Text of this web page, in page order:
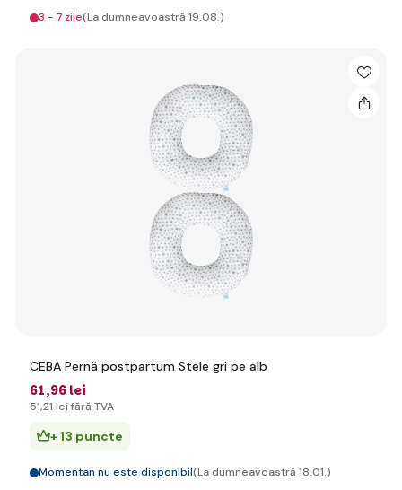
3 - 7 zile(La dumneavoastră 19.08.)
CEBA Pernă postpartum Stele gri pe alb
61,96 lei
51,21 lei fără TVA
+ 13 puncte
Momentan nu este disponibil(La dumneavoastră 18.01.)